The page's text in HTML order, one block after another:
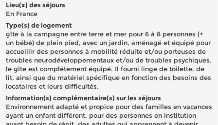
Lieu(x) des séjours
En France
Type(s) de logement
gîte à la campagne entre terre et mer pour 6 à 8 personnes (+
un bébé) de plein pied, avec un jardin, aménagé et équipé pour
accueillir des personnes à mobilité réduite et/ou porteuses de
troubles neurodéveloppementaux et/ou de troubles psychiques.
le gîte est complétement équipé. Il fourni linge de toilette, de
lit, ainsi que du matériel spécifique en fonction des besoins des
locataires et leurs difficultés.
Information(s) complémentaire(s) sur les séjours
Environnement adapté et propice pour des familles en vacances
ayant un enfant différent, pour des personnes en institution